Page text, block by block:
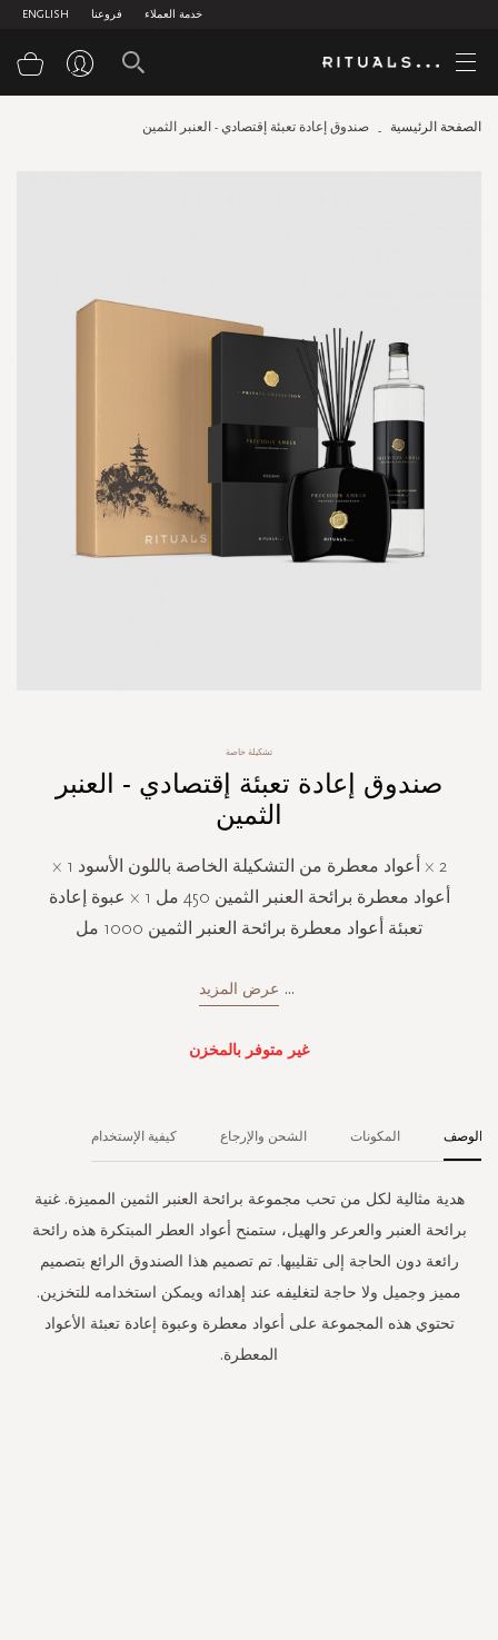
ENGLISH فروعنا خدمة العملاء
الصفحة الرئيسية صندوق إعادة تعبئة إقتصادي - العنبر الثمين
images
gallery
تشكيلة خاصة
صندوق إعادة تعبئة إقتصادي - العنبر
الثمين
2 × أعواد معطرة من التشكيلة الخاصة باللون الأسود 1 ×
أعواد معطرة برائحة العنبر الثمين 450 مل 1 × عبوة إعادة
تعبئة أعواد معطرة برائحة العنبر الثمين 1000 مل
... عرض المزيد
غير متوفر بالمخزن
الوصف
هدية مثالية لكل من تحب مجموعة برائحة العنبر الثمين المميزة. غنية
برائحة العنبر والعرعر والهيل، ستمنح أعواد العطر المبتكرة هذه رائحة
رائعة دون الحاجة إلى تقليبها. تم تصميم هذا الصندوق الرائع بتصميم
مميز وجميل ولا حاجة لتغليفه عند إهدائه ويمكن استخدامه للتخزين.
تحتوي هذه المجموعة على أعواد معطرة وعبوة إعادة تعبئة الأعواد
المعطرة.
المكونات الشحن والإرجاع كيفية الإستخدام